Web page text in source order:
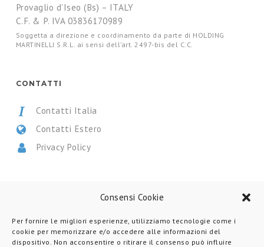
Consensi Cookie
Per fornire le migliori esperienze, utilizziamo tecnologie come i
cookie per memorizzare e/o accedere alle informazioni del
dispositivo. Non acconsentire o ritirare il consenso può influire
Provaglio d’Iseo (Bs) – ITALY
C.F. & P. IVA 03836170989
Soggetta a direzione e coordinamento da parte di HOLDING
MARTINELLI S.R.L. ai sensi dell’art. 2497-bis del C.C.
CONTATTI
Contatti Italia
Contatti Estero
Privacy Policy